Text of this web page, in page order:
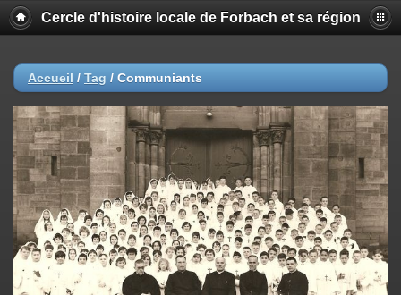
Cercle d'histoire locale de Forbach et sa région
Accueil / Tag / Communiants